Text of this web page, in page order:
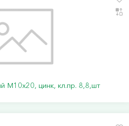
М10х20, цинк, кл.пр. 8,8,шт